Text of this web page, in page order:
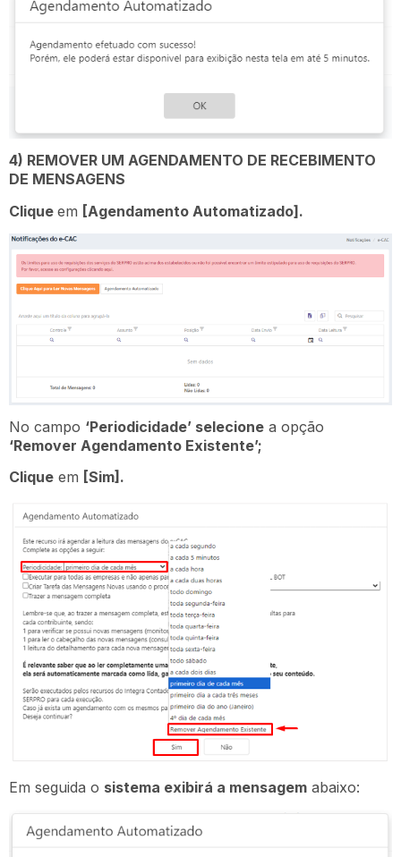
4) REMOVER UM AGENDAMENTO DE RECEBIMENTO
DE MENSAGENS
Clique em [Agendamento Automatizado].
No campo ‘Periodicidade’ selecione a opção
‘Remover Agendamento Existente’;
Clique em [Sim].
Em seguida o sistema exibirá a mensagem abaixo: